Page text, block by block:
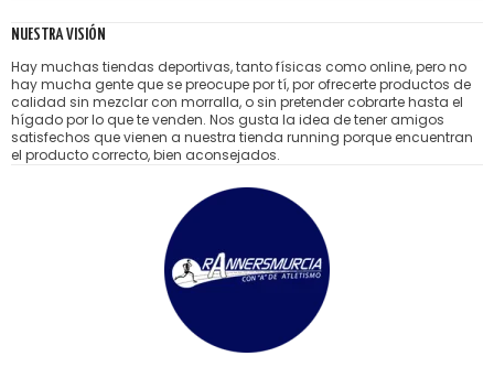
NUESTRA VISIÓN
Hay muchas tiendas deportivas, tanto físicas como online, pero no
hay mucha gente que se preocupe por tí, por ofrecerte productos de
calidad sin mezclar con morralla, o sin pretender cobrarte hasta el
hígado por lo que te venden. Nos gusta la idea de tener amigos
satisfechos que vienen a nuestra tienda running porque encuentran
el producto correcto, bien aconsejados.